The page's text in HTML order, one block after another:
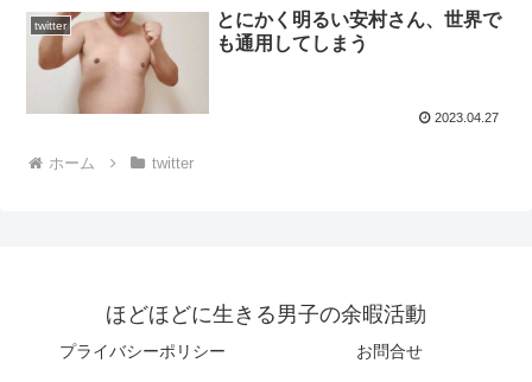
twitter
とにかく明るい安村さん、世界で
も通用してしまう
2023.04.27
ホーム twitter
ほどほどに生きる男子の余暇活動
プライバシーポリシー お問合せ